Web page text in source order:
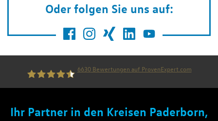
Oder folgen Sie uns auf:
6630Bewertungen auf ProvenExpert.com
Ihr Partner in den Kreisen Paderborn,